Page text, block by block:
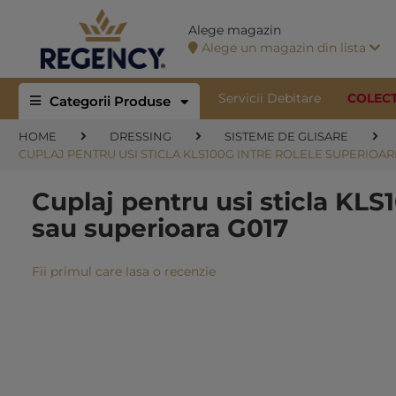
Alege magazin
Alege un magazin din lista
Categorii Produse Servicii Debitare
HOME DRESSING SISTEME DE GLISARE
CUPLAJ PENTRU USI STICLA KLS100G INTRE ROLELE
Cuplaj pentru usi sticla
sau superioara G017
Fii primul care lasa o recenzie